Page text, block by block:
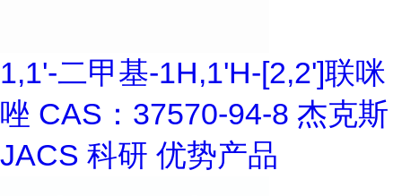
1,1'-二甲基-1H,1'H-[2,2']联咪
唑 CAS：37570-94-8 杰克斯
JACS 科研 优势产品